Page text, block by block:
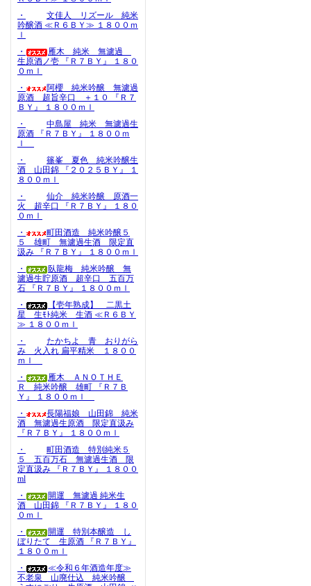
・
文佳人 リズール 純米
吟醸酒 ≪Ｒ６ＢＹ≫ １８００ｍ
ｌ
・
雁木 純米 無濾過
生原酒ノ壱 『Ｒ７ＢＹ』 １８０
０ｍｌ
・
阿櫻 純米吟醸 無濾過
原酒 超旨辛口 ＋１０ 『Ｒ７
ＢＹ』 １８００ｍｌ
・
中島屋 純米 無濾過生
原酒 『Ｒ７ＢＹ』 １８００ｍ
ｌ
・
篠峯 夏色 純米吟醸生
酒 山田錦 『２０２５ＢＹ』 １
８００ｍｌ
・
仙介 純米吟醸 原酒一
火 超辛口 『Ｒ７ＢＹ』 １８０
０ｍｌ
・
町田酒造 純米吟醸５
５ 雄町 無濾過生酒 限定直
汲み 『Ｒ７ＢＹ』 １８００ｍｌ
・
臥龍梅 純米吟醸 無
濾過生貯原酒 超辛口 五百万
石 『Ｒ７ＢＹ』 １８００ｍｌ
・
【壱年熟成】 二黒土
星 生ﾓﾄ純米 生酒 ≪Ｒ６ＢＹ
≫ １８００ｍｌ
・
たかちよ 青 おりがら
み 火入れ 扁平精米 １８００
ｍｌ
・
雁木 ＡＮＯＴＨＥ
Ｒ 純米吟醸 雄町 『Ｒ７Ｂ
Ｙ』 １８００ｍｌ
・
長陽福娘 山田錦 純米
酒 無濾過生原酒 限定直汲み
『Ｒ７ＢＹ』 １８００ｍｌ
・
町田酒造 特別純米５
５ 五百万石 無濾過生酒 限
定直汲み 『Ｒ７ＢＹ』 １８００
ml
・
開運 無濾過 純米生
酒 山田錦 『Ｒ７ＢＹ』 １８０
０ｍｌ
・
開運 特別本醸造 し
ぼりたて 生原酒 『Ｒ７ＢＹ』
１８００ｍｌ
・
≪令和６年酒造年度≫
不老泉 山廃仕込 純米吟醸